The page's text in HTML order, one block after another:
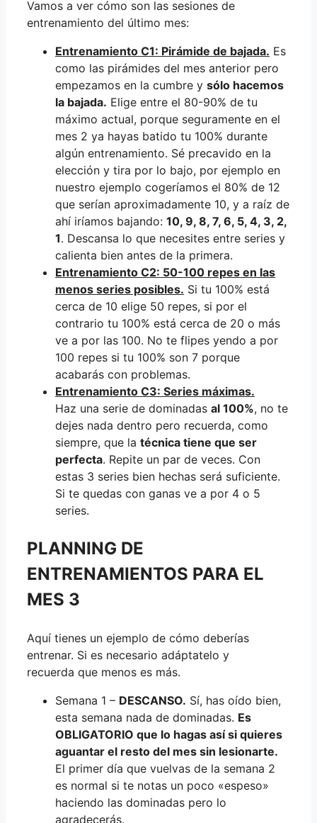
Vamos a ver cómo son las sesiones de
entrenamiento del último mes:
Entrenamiento C1: Pirámide de bajada. Es
como las pirámides del mes anterior pero
empezamos en la cumbre y sólo hacemos
la bajada. Elige entre el 80-90% de tu
máximo actual, porque seguramente en el
mes 2 ya hayas batido tu 100% durante
algún entrenamiento. Sé precavido en la
elección y tira por lo bajo, por ejemplo en
nuestro ejemplo cogeríamos el 80% de 12
que serían aproximadamente 10, y a raíz de
ahí iríamos bajando: 10, 9, 8, 7, 6, 5, 4, 3, 2,
1. Descansa lo que necesites entre series y
calienta bien antes de la primera.
Entrenamiento C2: 50-100 repes en las
menos series posibles. Si tu 100% está
cerca de 10 elige 50 repes, si por el
contrario tu 100% está cerca de 20 o más
ve a por las 100. No te flipes yendo a por
100 repes si tu 100% son 7 porque
acabarás con problemas.
Entrenamiento C3: Series máximas.
Haz una serie de dominadas al 100%, no te
dejes nada dentro pero recuerda, como
siempre, que la técnica tiene que ser
perfecta. Repite un par de veces. Con
estas 3 series bien hechas será suficiente.
Si te quedas con ganas ve a por 4 o 5
series.
PLANNING DE
ENTRENAMIENTOS PARA EL
MES 3
Aquí tienes un ejemplo de cómo deberías
entrenar. Si es necesario adáptatelo y
recuerda que menos es más.
Semana 1 – DESCANSO. Sí, has oído bien,
esta semana nada de dominadas. Es
OBLIGATORIO que lo hagas así si quieres
aguantar el resto del mes sin lesionarte.
El primer día que vuelvas de la semana 2
es normal si te notas un poco «espeso»
haciendo las dominadas pero lo
agradecerás.